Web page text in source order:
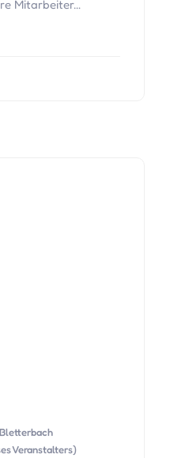
Mitarbeiter…
Veranstalters)